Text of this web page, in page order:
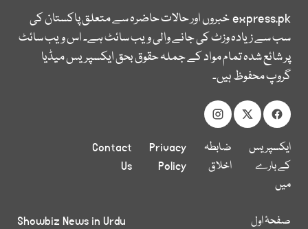
express.pkخبروں اور حالات حاضرہ سے متعلق پاکستان کی
سب سے زیادہ وزٹ کی جانے والی ویب سائٹ ہے۔ اس ویب سائٹ
پر شائع شدہ تمام مواد کے جملہ حقوق بحق ایکسپریس میڈیا
گروپ محفوظ ہیں۔
ایکسپریس
کے بارے
میں
ضابطہ
اخلاق
Privacy
Policy
Contact
Us
صفحۂ اول
Showbiz News in Urdu